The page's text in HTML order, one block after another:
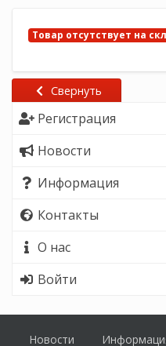
Свернуть
Регистрация
Новости
Информация
Контакты
О нас
Войти
Товар отсутствует на
Новости